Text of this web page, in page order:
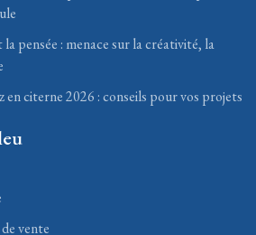
pensée : menace sur la créativité, la
en citerne 2026 : conseils pour vos projets
vente